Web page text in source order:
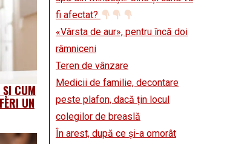
ȘI CUM
UN
fi afectat?
«Vârsta de aur», pentru încă doi
râmniceni
Teren de vânzare
Medicii de familie, decontare
peste plafon, dacă țin locul
colegilor de breaslă
În arest, după ce și-a omorât